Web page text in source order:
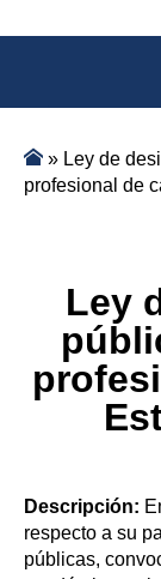
» Ley de
profesional de
Ley
Descripción:
respecto a su
públicas,